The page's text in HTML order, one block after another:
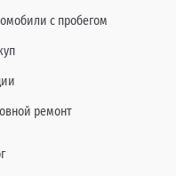
с пробегом
ремонт